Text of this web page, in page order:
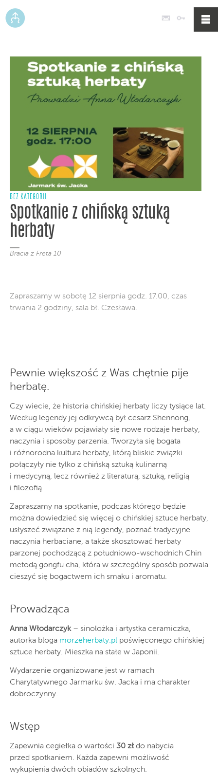
Poczta
BEZ KATEGORII
Spotkanie z chińską sztuką
herbaty
Bracia z Freta 10
Zapraszamy w sobotę 12 sierpnia godz. 17.00, czas
trwania 2 godziny, sala bł. Czesława.
Pewnie większość z Was chętnie pije
herbatę.
Czy wiecie, że historia chińskiej herbaty liczy tysiące lat.
Według legendy jej odkrywcą był cesarz Shennong,
a w ciągu wieków pojawiały się nowe rodzaje herbaty,
naczynia i sposoby parzenia. Tworzyła się bogata
i różnorodna kultura herbaty, którą bliskie związki
połączyły nie tylko z chińską sztuką kulinarną
i medycyną, lecz również z literaturą, sztuką, religią
i filozofią.
Zapraszamy na spotkanie, podczas którego będzie
można dowiedzieć się więcej o chińskiej sztuce herbaty,
usłyszeć związane z nią legendy, poznać tradycyjne
naczynia herbaciane, a także skosztować herbaty
parzonej pochodzącą z południowo-wschodnich Chin
metodą gongfu cha, która w szczególny sposób pozwala
cieszyć się bogactwem ich smaku i aromatu.
Prowadząca
Anna Włodarczyk– sinolożka i artystka ceramiczka,
autorka bloga morzeherbaty.pl poświęconego chińskiej
sztuce herbaty. Mieszka na stałe w Japonii.
Wydarzenie organizowane jest w ramach
Charytatywnego Jarmarku św. Jacka i ma charakter
dobroczynny.
Wstęp
Zapewnia cegiełka o wartości 30 zł do nabycia
przed spotkaniem. Każda zapewni możliwość
wykupienia dwóch obiadów szkolnych.